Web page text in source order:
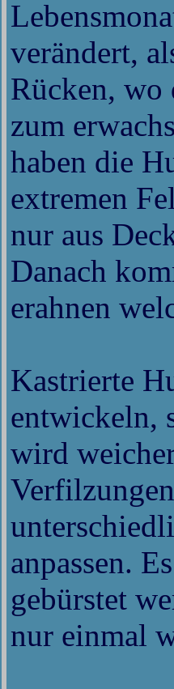
verändert,
Rücken, wo
zum
haben die
extremen
nur aus
Danach
erahnen
Kastrierte
entwickeln,
wird
anpassen.
gebürstet
nur einmal